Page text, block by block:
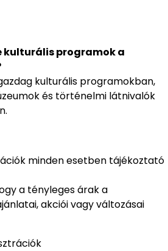
kulturális programok a
kulturális programokban,
és történelmi látnivalók
minden esetben tájékoztató
a tényleges árak a
akciói vagy változásai